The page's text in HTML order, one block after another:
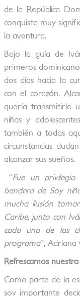
de la República
conquista muy
la aventura.
Bajo la guía de
primeros
dos días hacia la
con el corazón.
quería transmitirle
niñas y
también a todas
circunstancias
alcanzar sus sueños.
“Fue un
bandera de Soy
mucha ilusión
Caribe, junto con
cada una de las
programa”, Adriana
Refrescamos
Como parte de la
soy importante